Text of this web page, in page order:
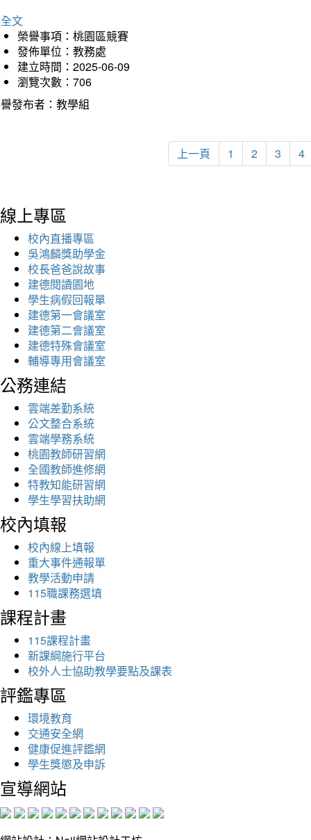
文
榮譽事項：桃園區競賽
發佈單位：教務處
建立時間：2025-06-09
瀏覽次數：706
發布者：教學組
上一頁 1 2 3 4
線上專區
校內直播專區
吳鴻麟獎助學金
校長爸爸說故事
建德閱讀園地
學生病假回報單
建德第一會議室
建德第二會議室
建德特殊會議室
輔導專用會議室
公務連結
雲端差勤系統
公文整合系統
雲端學務系統
桃園教師研習網
全國教師進修網
特教知能研習網
學生學習扶助網
校內填報
校內線上填報
重大事件通報單
教學活動申請
115職課務選填
課程計畫
115課程計畫
新課綱施行平台
校外人士協助教學要點及課表
評鑑專區
環境教育
交通安全網
健康促進評鑑網
學生獎懲及申訴
宣導網站